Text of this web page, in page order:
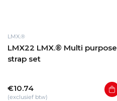
LMX.®
LMX22 LMX.® Multi purpose
strap set
€10.74
(exclusief btw)